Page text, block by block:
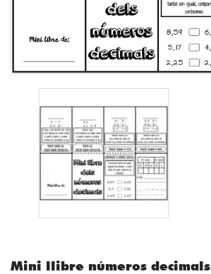
Mini llibre números decimals